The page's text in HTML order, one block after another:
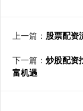
上一篇： 股票配资
下一篇： 炒股配资
富机遇